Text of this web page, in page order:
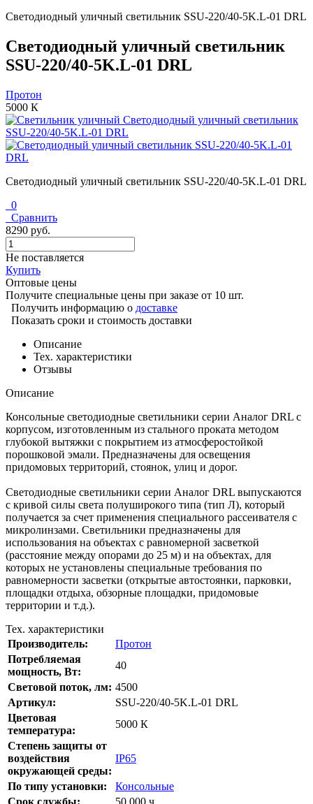
Светодиодный уличный светильник SSU-220/40-5K.L-01 DRL
Светодиодный уличный светильник
SSU-220/40-5K.L-01 DRL
Протон
5000 К
Светодиодный уличный светильник SSU-220/40-5K.L-01 DRL
0
Сравнить
8290 руб.
Не поставляется
Купить
Оптовые цены
Получите специальные цены при заказе от 10 шт.
Получить информацию о доставке
Показать сроки и стоимость доставки
Описание
Тех. характеристики
Отзывы
Описание
Консольные светодиодные светильники серии Аналог DRL с
корпусом, изготовленным из стального проката методом
глубокой вытяжки с покрытием из атмосферостойкой
порошковой эмали. Предназначены для освещения
придомовых территорий, стоянок, улиц и дорог.
Светодиодные светильники серии Аналог DRL выпускаются
с кривой силы света полуширокого типа (тип Л), который
получается за счет применения специального рассеивателя с
микролинзами. Светильники предназначены для
использования на объектах с равномерной засветкой
(расстояние между опорами до 25 м) и на объектах, для
которых не установлены специальные требования по
равномерности засветки (открытые автостоянки, парковки,
площадки отдыха, обзорные площадки, придомовые
территории и т.д.).
Тех. характеристики
Производитель:
Протон
Потребляемая
мощность, Вт:
40
Cветовой поток, лм: 4500
Артикул:
SSU-220/40-5K.L-01 DRL
Цветовая
температура:
5000 К
Степень защиты от
воздействия
окружающей среды:
IP65
По типу установки:
Консольные
Срок службы:
50 000 ч